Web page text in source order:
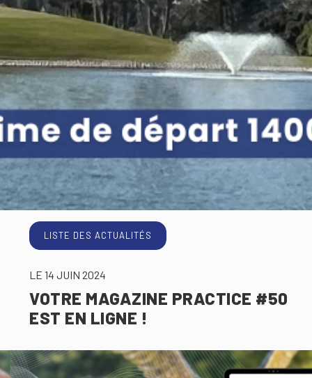
LISTE DES ACTUALITÉS
LE 14 JUIN 2024
VOTRE MAGAZINE PRACTICE #50
EST EN LIGNE !